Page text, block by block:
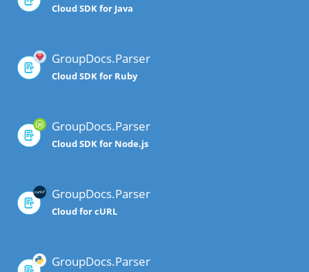
Cloud SDK for Java
GroupDocs.Parser
Cloud SDK for Ruby
GroupDocs.Parser
Cloud SDK for Node.js
GroupDocs.Parser
Cloud for cURL
GroupDocs.Parser